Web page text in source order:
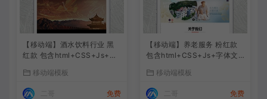
【移动端】酒水饮料行业 黑
红款 包含html+CSS+Js+字
移动端模板
免费
【移动端】养老服务 粉红款
包含html+CSS+Js+字体文
移动端模板
免费